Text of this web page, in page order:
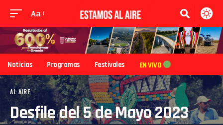
Aa
Noticias Programas Festivales EN VIVO
AL AIRE
Desfile del 5 de Mayo 2023